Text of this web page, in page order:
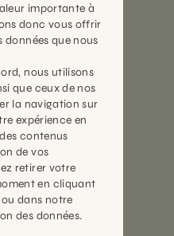
importante à
donc vous offrir
que nous
nous utilisons
que ceux de nos
la navigation sur
expérience en
contenus
de vos
retirer votre
en cliquant
ou dans notre
des données.